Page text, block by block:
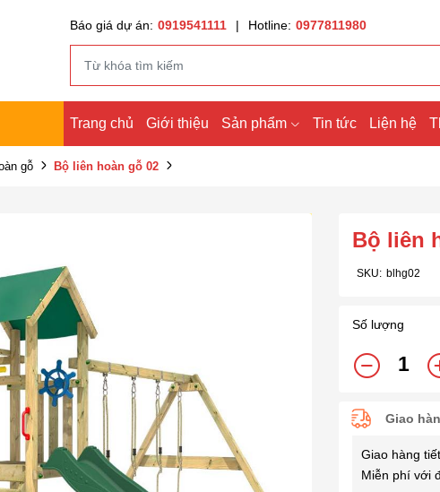
Báo giá dự án: 0919541111 | Hotline: 0977811980
Trang chủ Giới thiệu Sản phẩm Tin tức Liện hệ
gỗ Bộ liên hoàn gỗ 02
Bộ liên
SKU: blhg02
Số lượng
Giao
Giao hàng
Miễn phí với